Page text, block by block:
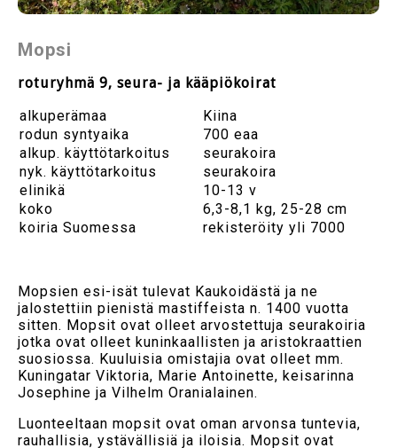
Mopsi
roturyhmä 9, seura- ja kääpiökoirat
alkuperämaa
Kiina
rodun syntyaika
700 eaa
alkup. käyttötarkoitus
seurakoira
nyk. käyttötarkoitus
seurakoira
elinikä
10-13 v
koko
6,3-8,1 kg, 25-28 cm
koiria Suomessa
rekisteröity yli 7000
Mopsien esi-isät tulevat Kaukoidästä ja ne
jalostettiin pienistä mastiffeista n. 1400 vuotta
sitten. Mopsit ovat olleet arvostettuja seurakoiria
jotka ovat olleet kuninkaallisten ja aristokraattien
suosiossa. Kuuluisia omistajia ovat olleet mm.
Kuningatar Viktoria, Marie Antoinette, keisarinna
Josephine ja Vilhelm Oranialainen.
Luonteeltaan mopsit ovat oman arvonsa tuntevia,
rauhallisia, ystävällisiä ja iloisia. Mopsit ovat